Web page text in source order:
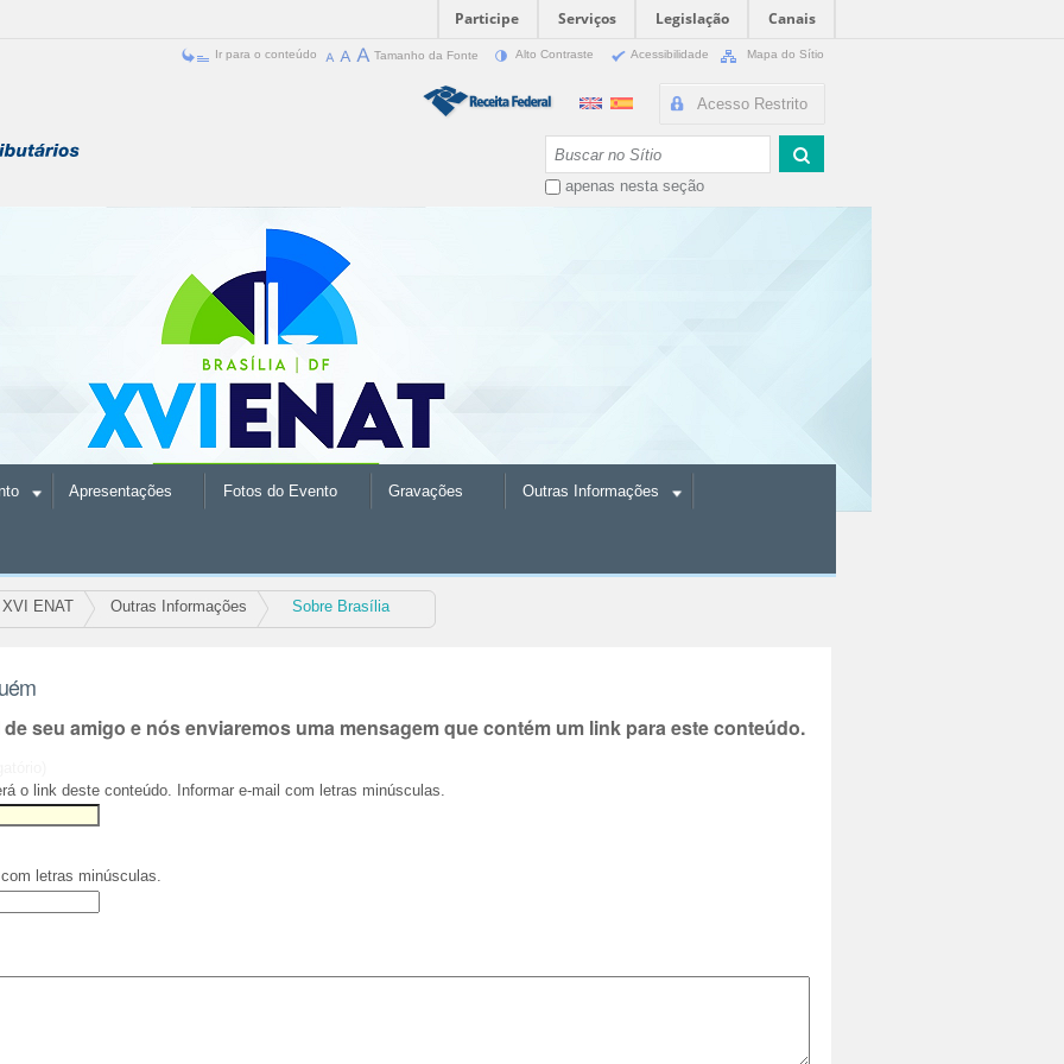
Participe Serviços Legislação
Canais
Ir para o conteúdo Tamanho da Fonte Alto Contraste Acessibilidade Mapa do Sítio
Acesso Restrito
apenas nesta seção
Apresentações Fotos do Evento Gravações Outras Informações
XVI ENAT Outras Informações Sobre Brasília
seu amigo e nós enviaremos uma mensagem que contém um link para este conteúdo.
o link deste conteúdo. Informar e-mail com letras minúsculas.
letras minúsculas.